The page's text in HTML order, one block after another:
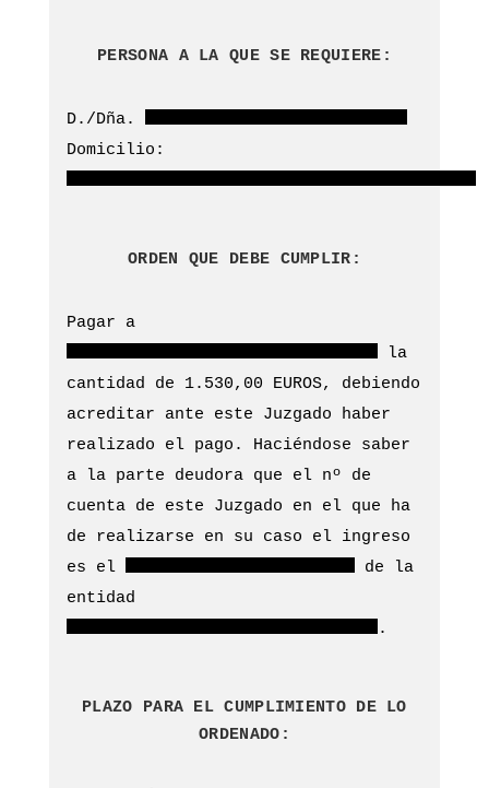
PERSONA A LA QUE SE REQUIERE:
D./Dña.
Domicilio:
ORDEN QUE DEBE CUMPLIR:
Pagar a
la
cantidad de 1.530,00 EUROS, debiendo
acreditar ante este Juzgado haber
realizado el pago. Haciéndose saber
a la parte deudora que el nº de
cuenta de este Juzgado en el que ha
de realizarse en su caso el ingreso
es el
de la
entidad
.
PLAZO PARA EL CUMPLIMIENTO DE LO
ORDENADO: